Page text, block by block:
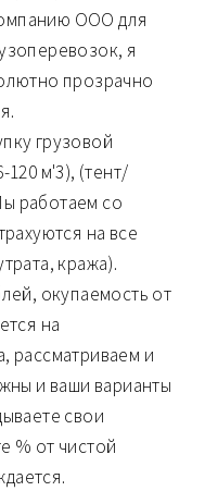
ООО для
я
прозрачно
грузовой
120 м'3), (тент/
работаем со
на все
кража).
окупаемость от
на
рассматриваем и
и ваши варианты
свои
% от чистой